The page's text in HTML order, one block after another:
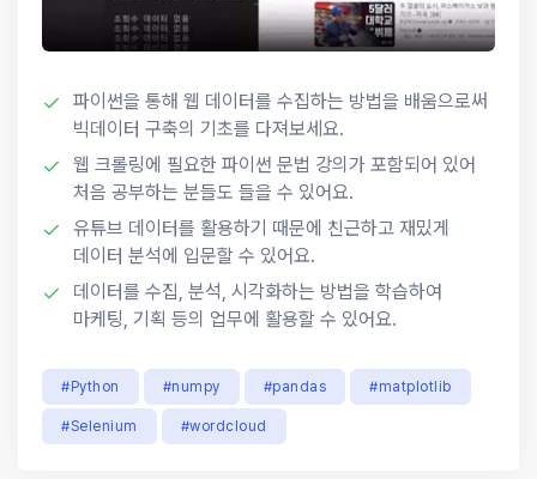
파이썬을 통해 웹 데이터를 수집하는 방법을 배움으로써
빅데이터 구축의 기초를 다져보세요.
웹 크롤링에 필요한 파이썬 문법 강의가 포함되어 있어
처음 공부하는 분들도 들을 수 있어요.
유튜브 데이터를 활용하기 때문에 친근하고 재밌게
데이터 분석에 입문할 수 있어요.
데이터를 수집, 분석, 시각화하는 방법을 학습하여
마케팅, 기획 등의 업무에 활용할 수 있어요.
#Python #numpy #pandas #matplotlib
#Selenium #wordcloud